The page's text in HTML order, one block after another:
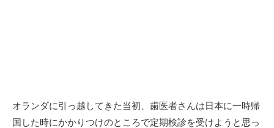
オランダに引っ越してきた当初、歯医者さんは日本に一時帰
国した時にかかりつけのところで定期検診を受けようと思っ